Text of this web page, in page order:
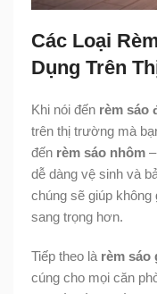
Các Loại
Dụng Trên
Khi nói đến rèm sáo
trên thị trường mà
đến rèm sáo nhôm
dễ dàng vệ sinh và
chúng sẽ giúp không
sang trọng hơn.
Tiếp theo là rèm sáo
cúng cho mọi căn